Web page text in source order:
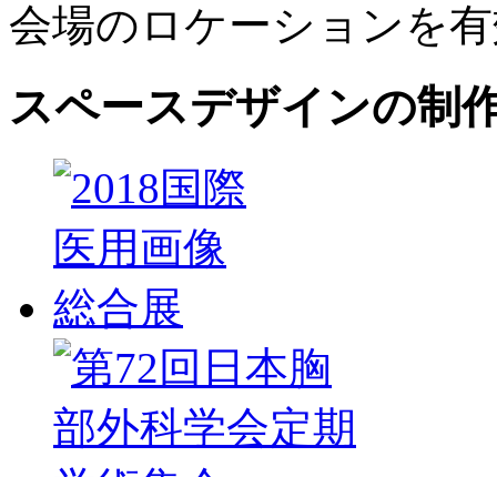
会場のロケーションを
スペースデザインの制